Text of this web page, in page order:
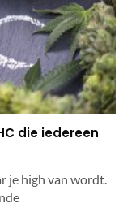
die iedereen
je high van wordt.